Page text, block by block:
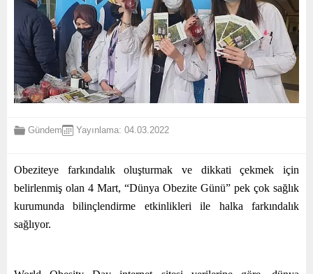
Gündem Yayınlama: 04.03.2022
Obeziteye farkındalık oluşturmak ve dikkati çekmek için
belirlenmiş olan 4 Mart, “Dünya Obezite Günü” pek çok sağlık
kurumunda bilinçlendirme etkinlikleri ile halka farkındalık
sağlıyor.